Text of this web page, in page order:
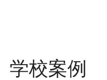
学校案例